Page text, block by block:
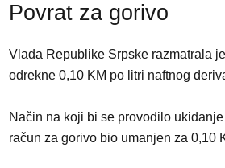
Povrat za gorivo
Vlada Republike Srpske razmatrala
odrekne 0,10 KM po litri naftnog
Način na koji bi se provodilo
račun za gorivo bio umanjen za 0,10